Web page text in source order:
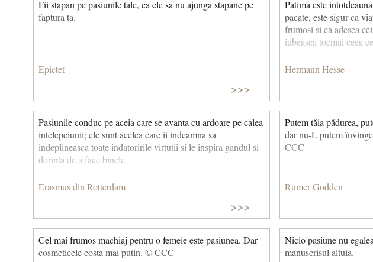
Fii stapan pe pasiunile tale, ca ele sa nu ajunga stapane pe
faptura ta.
Epictet
>>>
Patima este
pacate, este sigur ca
frumosi si ca adesea
iubeasca tocmai ceea
Hermann Hesse
Pasiunile conduc pe aceia care se avanta cu ardoare pe calea
intelepciunii; ele sunt acelea care ii indeamna sa
indeplineasca toate indatoririle virtutii si le inspira gandul si
dorinta de a face binele.
Erasmus din Rotterdam
>>>
Putem tăia pădurea,
dar nu-L putem
CCC
Rumer Godden
Cel mai frumos machiaj pentru o femeie este pasiunea. Dar
cosmeticele costa mai putin. © CCC
Nicio pasiune nu
manuscrisul altuia.